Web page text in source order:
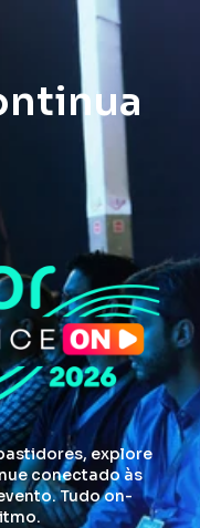
explore
conectado às
Tudo on-